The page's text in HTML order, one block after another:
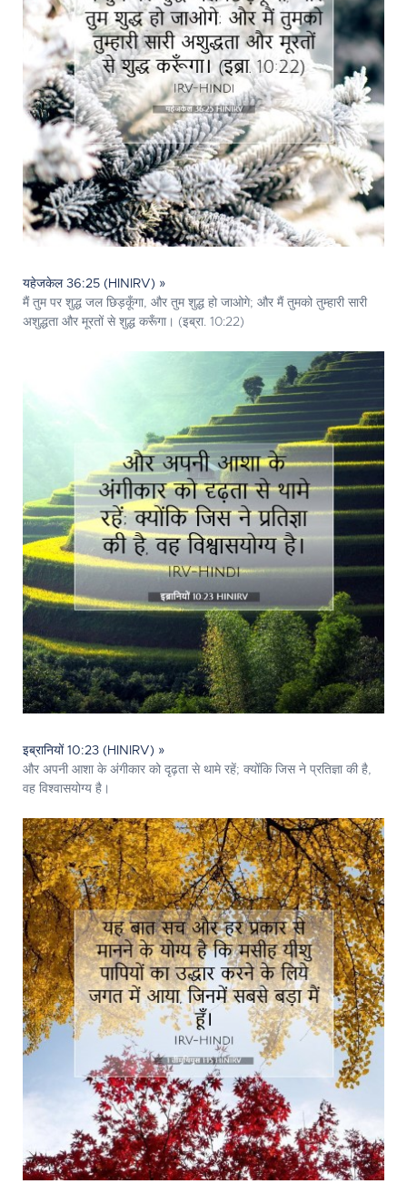
यहेजकेल 36:25 (HINIRV) »
मैं तुम पर शुद्ध जल छिड़कूँगा, और तुम शुद्ध हो जाओगे; और मैं तुमको तुम्हारी सारी
अशुद्धता और मूरतों से शुद्ध करूँगा। (इब्रा. 10:22)
इब्रानियों 10:23 (HINIRV) »
और अपनी आशा के अंगीकार को दृढ़ता से थामे रहें; क्योंकि जिस ने प्रतिज्ञा की है,
वह विश्वासयोग्य है।